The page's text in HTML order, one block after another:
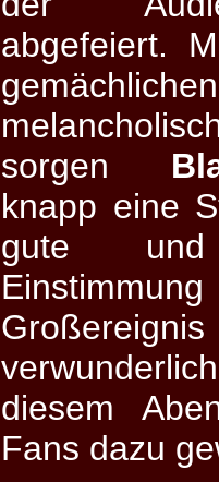
abgefeiert.
sorgen
knapp eine
gute und
diesem
Fans dazu